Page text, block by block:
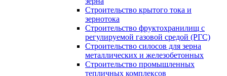
Строительство крытого тока и
зернотока
Строительство фруктохранилищ с
регулируемой газовой средой (РГС)
Строительство силосов для зерна
металлических и железобетонных
Строительство промышленных
тепличных комплексов